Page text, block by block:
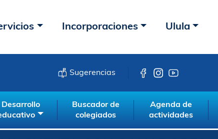
Incorporaciones Ulula
Sugerencias
Desarrollo
Buscador de
colegiados
Agenda de
actividades